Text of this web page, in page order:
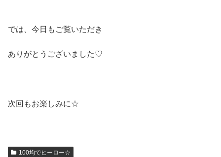
では、今日もご覧いただき
ありがとうございました♡
次回もお楽しみに☆
100均でヒーロー☆